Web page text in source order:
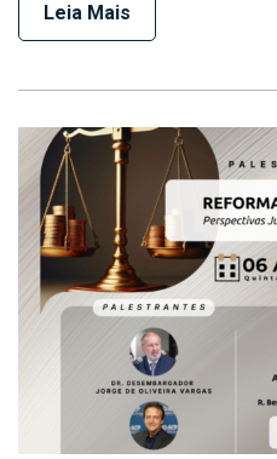
Leia Mais